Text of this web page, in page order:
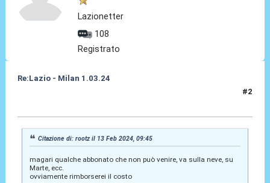
Lazionetter
108
Registrato
Re:Lazio - Milan 1.03.24
#2
Citazione di: rootz il 13 Feb 2024, 09:45
magari qualche abbonato che non può venire, va sulla neve, su
Marte, ecc.
ovviamente rimborserei il costo